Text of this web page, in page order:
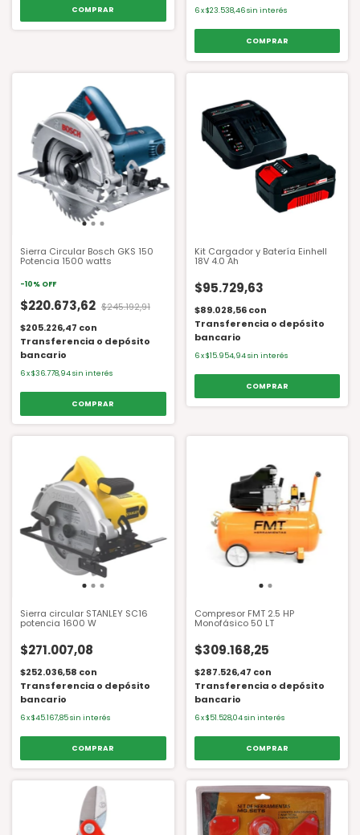
6 x$23.538,46 sin interés
Sierra Circular Bosch GKS 150
Potencia 1500 watts
-10% OFF
$220.673,62 $245.192,91
$205.226,47 con
Transferencia o depósito
bancario
6x$36.778,94sin interés
Kit Cargador y Batería Einhell
18V 4.0 Ah
$95.729,63
$89.028,56con
Transferencia o depósito
bancario
6 x$15.954,94 sin interés
Sierra circular STANLEY SC16
potencia 1600 W
$271.007,08
$252.036,58 con
Transferencia o depósito
bancario
6x$45.167,85sin interés
Compresor FMT 2.5 HP
Monofásico 50 LT
$309.168,25
$287.526,47 con
Transferencia o depósito
bancario
6 x$51.528,04 sin interés